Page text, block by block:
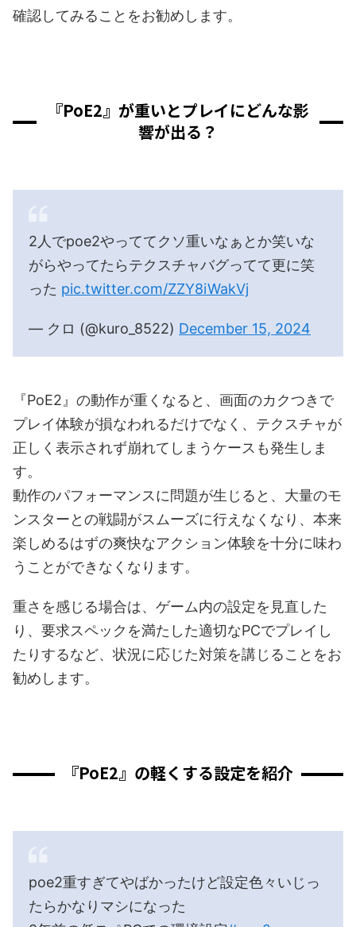
確認してみることをお勧めします。
『PoE2』が重いとプレイにどんな影
響が出る？
2人でpoe2やっててクソ重いなぁとか笑いな
がらやってたらテクスチャバグってて更に笑
った pic.twitter.com/ZZY8iWakVj
— クロ (@kuro_8522) December 15, 2024
『PoE2』の動作が重くなると、画面のカクつきで
プレイ体験が損なわれるだけでなく、テクスチャが
正しく表示されず崩れてしまうケースも発生しま
す。
動作のパフォーマンスに問題が生じると、大量のモ
ンスターとの戦闘がスムーズに行えなくなり、本来
楽しめるはずの爽快なアクション体験を十分に味わ
うことができなくなります。
重さを感じる場合は、ゲーム内の設定を見直した
り、要求スペックを満たした適切なPCでプレイし
たりするなど、状況に応じた対策を講じることをお
勧めします。
『PoE2』の軽くする設定を紹介
poe2重すぎてやばかったけど設定色々いじっ
たらかなりマシになった